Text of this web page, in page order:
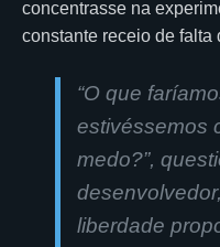
concentrasse na
constante receio de falta
“O que
estivéssemos
medo?”,
liberdade